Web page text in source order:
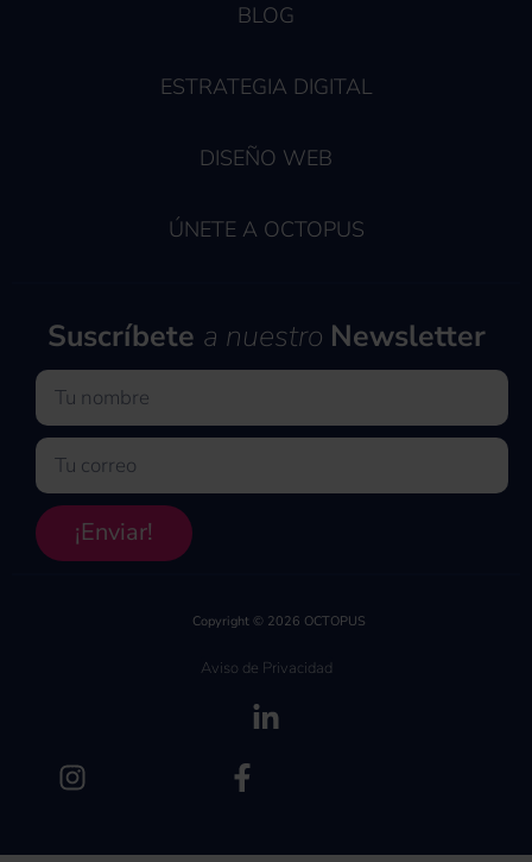
BLOG
ESTRATEGIA DIGITAL
DISEÑO WEB
ÚNETE A OCTOPUS
Suscríbete a nuestro Newsletter
Nombre
Email
¡Enviar!
Copyright © 2026 OCTOPUS
Aviso de Privacidad